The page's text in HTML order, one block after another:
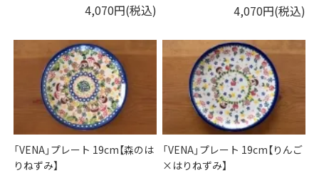
4,070円(税込) 4,070円(税込)
「VENA」プレート 19cm【森のは
りねずみ】
「VENA」プレート 19cm【りんご
×はりねずみ】